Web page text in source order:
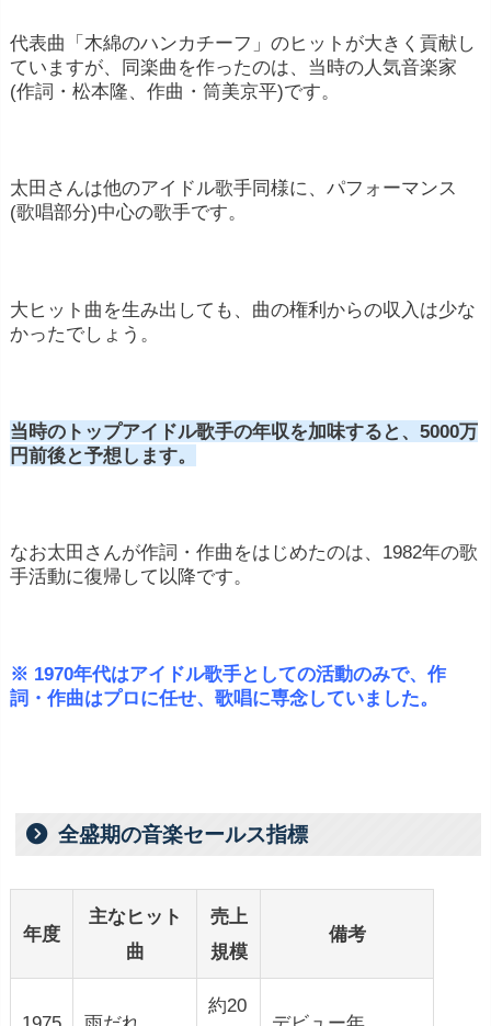
代表曲「木綿のハンカチーフ」のヒットが大きく貢献し
ていますが、同楽曲を作ったのは、当時の人気音楽家
(作詞・松本隆、作曲・筒美京平)です。
太田さんは他のアイドル歌手同様に、パフォーマンス
(歌唱部分)中心の歌手です。
大ヒット曲を生み出しても、曲の権利からの収入は少な
かったでしょう。
当時のトップアイドル歌手の年収を加味すると、5000万
円前後と予想します。
なお太田さんが作詞・作曲をはじめたのは、1982年の歌
手活動に復帰して以降です。
※ 1970年代はアイドル歌手としての活動のみで、作
詞・作曲はプロに任せ、歌唱に専念していました。
全盛期の音楽セールス指標
年度
主なヒット
曲
売上
規模
備考
約20